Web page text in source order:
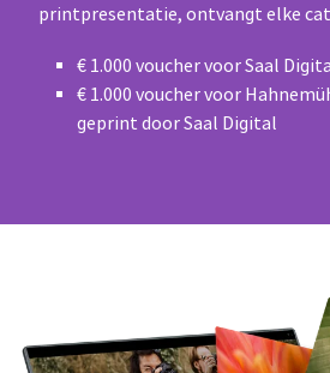
printpresentatie, ontvangt elke
€ 1.000 voucher voor Saal
€ 1.000 voucher voor
geprint door Saal Digital